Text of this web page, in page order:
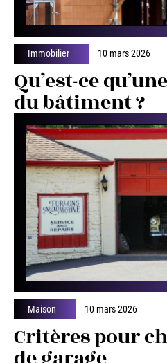
Immobilier 10 mars 2026
Qu’est-ce
du bâtiment ?
Maison 10 mars 2026
Critères pour